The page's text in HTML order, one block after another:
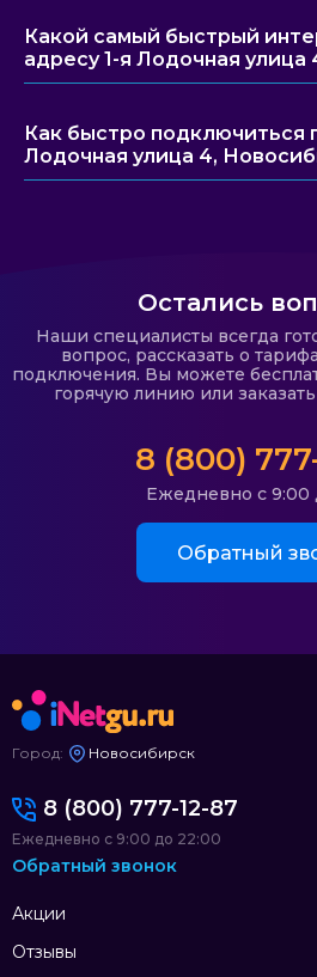
Какой самый быстрый
адресу 1-я Лодочная улица
Как быстро подключиться
Лодочная улица 4,
Остались
Наши специалисты всегда
вопрос, рассказать о
подключения. Вы можете
горячую линию или
8 (800)
Ежедневно с 9:00
Обратный
Город: Новосибирск
Акции
Отзывы
8 (800) 777-12-87
Ежедневно с 9:00 до 22:00
Обратный звонок